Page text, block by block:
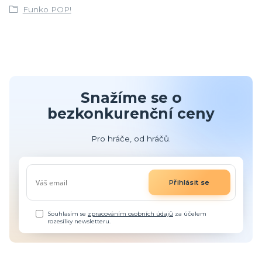
Funko POP!
Snažíme se o
bezkonkurenční ceny
Pro hráče, od hráčů.
Přihlásit se
Souhlasím se zpracováním osobních údajů za účelem
rozesílky newsletteru.